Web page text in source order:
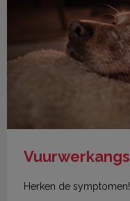
Herken de symptomen!